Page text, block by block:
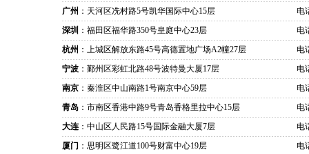
广州 ：天河区冼村路5号凯华国际中心15层
电
深圳 ：福田区福华路350号皇庭中心23层
电
杭州 ：上城区解放东路45号高德置地广场A2幢27层
电
宁波 ：鄞州区彩虹北路48号波特曼大厦17层
电
南京 ：秦淮区中山南路1号南京中心59层
电
青岛 ：市南区香港中路9号青岛香格里拉中心15层
电
大连 ：中山区人民路15号国际金融大厦7层
电
厦门 ：思明区鹭江道100号财富中心19层 电